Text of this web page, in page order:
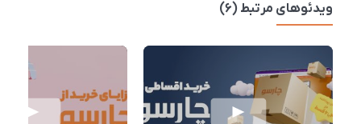
ویدئوهای مرتبط (6)